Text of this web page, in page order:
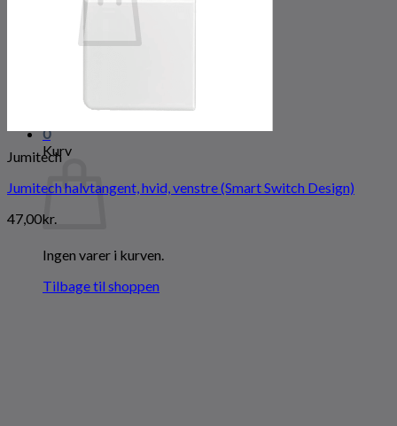
Tilbage til shoppen
0
Kurv
Ingen varer i kurven.
Tilbage til shoppen
Jumitech
Jumitech halvtangent, hvid, venstre (Smart Switch Design)
47,00kr.